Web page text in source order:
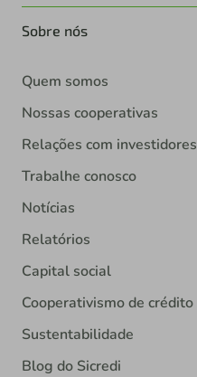
Sobre nós
Quem somos
Nossas cooperativas
Relações com investidores
Trabalhe conosco
Notícias
Relatórios
Capital social
Cooperativismo de crédito
Sustentabilidade
Blog do Sicredi